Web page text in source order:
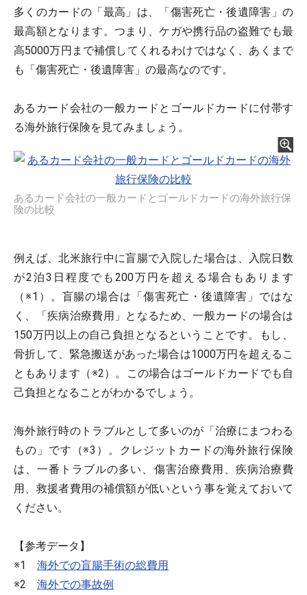
多くのカードの「最高」は、「傷害死亡・後遺障害」の
最高額となります。つまり、ケガや携行品の盗難でも最
高5000万円まで補償してくれるわけではなく、あくまで
も「傷害死亡・後遺障害」の最高なのです。
あるカード会社の一般カードとゴールドカードに付帯す
る海外旅行保険を見てみましょう。
あるカード会社の一般カードとゴールドカードの海外旅行保
険の比較
例えば、北米旅行中に盲腸で入院した場合は、入院日数
が2泊3日程度でも200万円を超える場合もあります
（※1）。盲腸の場合は「傷害死亡・後遺障害」ではな
く、「疾病治療費用」となるため、一般カードの場合は
150万円以上の自己負担となるということです。もし、
骨折して、緊急搬送があった場合は1000万円を超えるこ
ともあります（※2）。この場合はゴールドカードでも自
己負担となることがわかるでしょう。
海外旅行時のトラブルとして多いのが「治療にまつわる
もの」です（※3）。クレジットカードの海外旅行保険
は、一番トラブルの多い、傷害治療費用、疾病治療費
用、救援者費用の補償額が低いという事を覚えておいて
ください。
【参考データ】
※1 海外での盲腸手術の総費用
※2 海外での事故例